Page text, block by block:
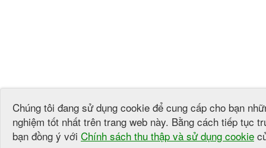
Chúng tôi đang sử dụng cookie để cung cấp cho bạn
nghiệm tốt nhất trên trang web này. Bằng cách tiếp tục
bạn đồng ý với Chính sách thu thập và sử dụng cookie